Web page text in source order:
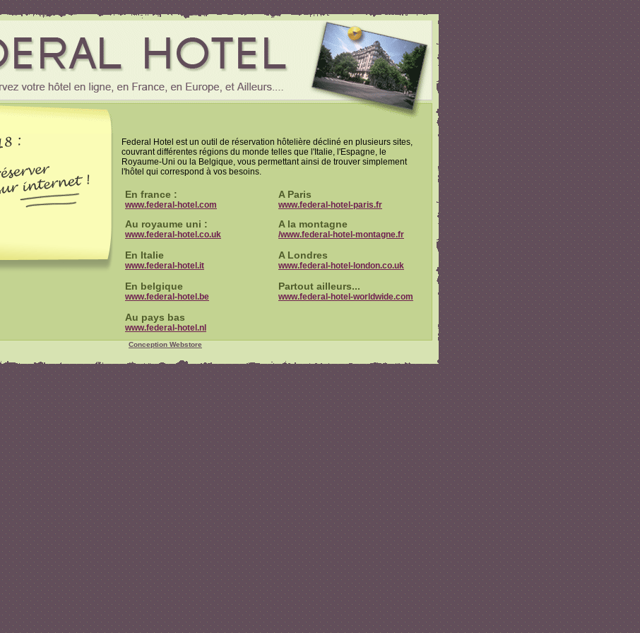
Federal Hotel est un outil de réservation hôtelière décliné en plusieurs sites,
couvrant différentes régions du monde telles que l'Italie, l'Espagne, le
Royaume-Uni ou la Belgique, vous permettant ainsi de trouver simplement
l'hôtel qui correspond à vos besoins.
En france :
www.federal-hotel.com
Au royaume uni :
www.federal-hotel.co.uk
En Italie
www.federal-hotel.it
En belgique
www.federal-hotel.be
Au pays bas
www.federal-hotel.nl
A Paris
www.federal-hotel-paris.fr
A la montagne
/www.federal-hotel-montagne.fr
A Londres
www.federal-hotel-london.co.uk
Partout ailleurs...
www.federal-hotel-worldwide.com
Conception Webstore